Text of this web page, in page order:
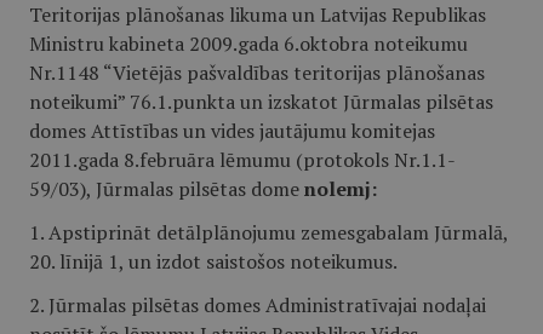
Teritorijas plānošanas likuma un Latvijas Republikas
Ministru kabineta 2009.gada 6.oktobra noteikumu
Nr.1148 “Vietējās pašvaldības teritorijas plānošanas
noteikumi” 76.1.punkta un izskatot Jūrmalas pilsētas
domes Attīstības un vides jautājumu komitejas
2011.gada 8.februāra lēmumu (protokols Nr.1.1-
59/03), Jūrmalas pilsētas domenolemj:
1. Apstiprināt detālplānojumu zemesgabalam Jūrmalā,
20. līnijā 1, un izdot saistošos noteikumus.
2. Jūrmalas pilsētas domes Administratīvajai nodaļai